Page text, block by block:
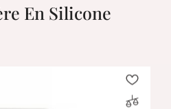
En Silicone